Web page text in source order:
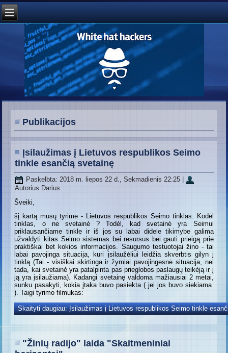
Publikacijos
Įsilaužimas į Lietuvos respublikos Seimo
tinkle esančią svetainę
Paskelbta: 2018 m. liepos 22 d., Sekmadienis 22:25
Autorius Darius
Šveiki,
šį kartą mūsų tyrime - Lietuvos respublikos Seimo tinklas. Kodėl
tinklas, o ne svetainė ? Todėl, kad svetainė yra Seimui
priklausančiame tinkle ir iš jos su labai didele tikimybe galima
užvaldyti kitas Seimo sistemas bei resursus bei gauti prieigą prie
praktiškai bet kokios informacijos. Saugumo testuotojai žino - tai
labai pavojinga situacija, kuri įsilaužėliui leidžia skverbtis gilyn į
tinklą (Tai - visiškai skirtinga ir žymiai pavojingesnė situacija, nei
tada, kai svetainė yra patalpinta pas prieglobos paslaugų teikėją ir į
ją yra įsilaužiama). Kadangi svetainę valdoma mažiausiai 2 metai,
sunku pasakyti, kokia įtaka buvo pasiekta ( jei jos buvo siekiama
). Taigi tyrimo filmukas:
Skaityti daugiau: Įsilaužimas į Lietuvos respublikos Seimo tinkle
"Žinių radijo" laida "Skaitmeniniai